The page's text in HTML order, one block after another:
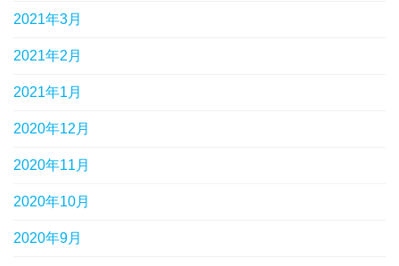
2021年3月
2021年2月
2021年1月
2020年12月
2020年11月
2020年10月
2020年9月